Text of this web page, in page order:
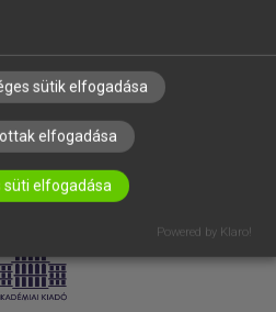
ADATVÉDELEM
sütik elfogadása
elfogadása
süti elfogadása
Powered by Klaro!